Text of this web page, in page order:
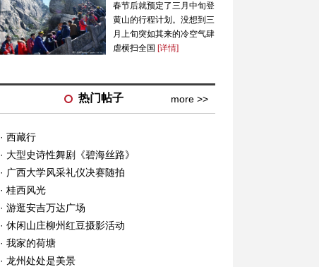
春节后就预定了三月中旬登
黄山的行程计划。没想到三
月上旬突如其来的冷空气肆
虐横扫全国 [详情]
more >>
热门帖子
· 西藏行
· 大型史诗性舞剧《碧海丝路》
· 广西大学风采礼仪决赛随拍
· 桂西风光
· 游逛安吉万达广场
· 休闲山庄柳州红豆摄影活动
· 我家的荷塘
· 龙州处处是美景